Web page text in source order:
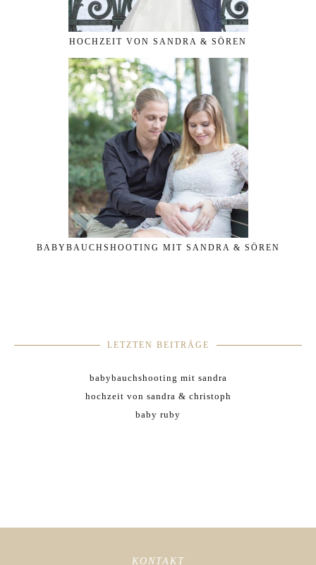
HOCHZEIT VON SANDRA & SÖREN
BABYBAUCHSHOOTING MIT SANDRA & SÖREN
LETZTEN BEITRÄGE
babybauchshooting mit sandra
hochzeit von sandra & christoph
baby ruby
KONTAKT